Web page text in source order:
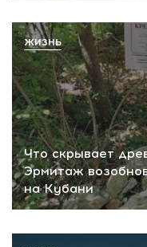
Что скрывает
Эрмитаж
на Кубани
ЖИЗНЬ